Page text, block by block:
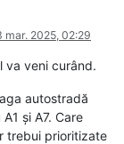
mar. 2025, 02:29
va veni curând.
autostradă
și A7. Care
trebui prioritizate